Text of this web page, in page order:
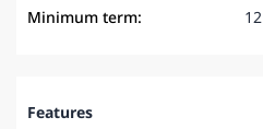
Minimum term:
Features